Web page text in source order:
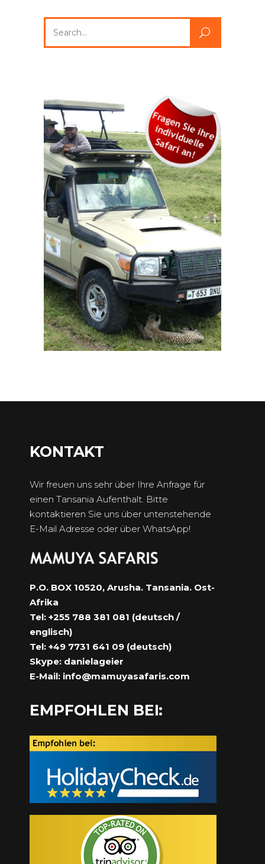
for:
KONTAKT
Wir freuen uns sehr über Ihre Anfrage für
einen Tansania Aufenthalt. Bitte
kontaktieren Sie uns über untenstehende
E-Mail Adresse oder über WhatsApp!
P.O. BOX 10520, Arusha. Tansania. Ost-
Afrika
Tel: +255 788 381 081 (deutsch /
englisch)
Tel: +49 7731 641 09 (deutsch)
Skype: danielageier
E-Mail: info@mamuyasafaris.com
EMPFOHLEN BEI: